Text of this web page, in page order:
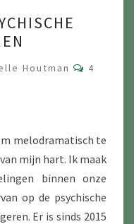
Houtman Reacties
4
melodramatisch te
mijn hart. Ik maak
binnen onze
op de psychische
Er is sinds 2015